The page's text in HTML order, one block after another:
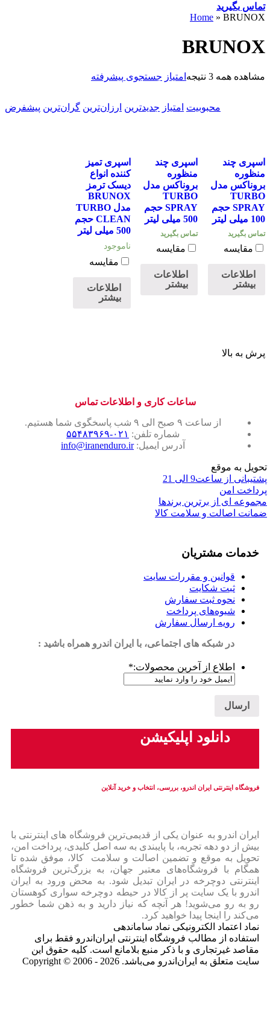
تماس بگیرید
Home » BRUNOX
BRUNOX
مشاهده همه 3 نتیجه
محبوبیت امتیاز جدیدترین ارزان‌ترین گران‌ترین پیشفرض
امتیاز جستجوی پیشرفته
اسپری چند
منظوره
بروناکس مدل
TURBO
SPRAY حجم
100 میلی لیتر
تماس بگیرید
مقایسه
اطلاعات
بیشتر
اسپری چند
منظوره
بروناکس مدل
TURBO
SPRAY حجم
500 میلی لیتر
تماس بگیرید
مقایسه
اطلاعات
بیشتر
اسپری تمیز
کننده انواع
دیسک ترمز
BRUNOX
مدل TURBO
CLEAN حجم
500 میلی لیتر
ناموجود
مقایسه
اطلاعات
بیشتر
پرش به بالا
ساعات کاری و اطلاعات تماس
از ساعت ۹ صبح الی ۹ شب پاسخگوی شما هستیم.
شماره تلفن: ۰۲۱-۵۵۴۸۳۹۶۹
آدرس ایمیل:info@iranenduro.ir
تحویل به موقع
پشتیبانی از ساعت9 الی 21
پرداخت امن
مجموعه ای از برترین برندها
ضمانت اصالت و سلامت کالا
خدمات مشتریان
قوانین و مقررات سایت
ثبت شکایت
نحوه ثبت سفارش
شیوه‌های پرداخت
رویه ارسال سفارش
در شبکه های اجتماعی، با ایران اندرو همراه باشید :
اطلاع از آخرین محصولات:*
دانلود اپلیکیشن
فروشگاه اینترنتی ایران‌ اندرو، بررسی، انتخاب و خرید آنلاین
ایران‌ اندرو به عنوان یکی از قدیمی‌ترین فروشگاه های اینترنتی با
بیش از دو دهه تجربه، با پایبندی به سه اصل کلیدی، پرداخت امن،
تحویل به موقع و تضمین اصالت و سلامت کالا، موفق شده تا
همگام با فروشگاه‌های معتبر جهان، به بزرگ‌ترین فروشگاه
اینترنتی دوچرخه در ایران تبدیل شود. به محض ورود به ایران‌
اندرو با یک سایت پر از کالا در حیطه دوچرخه سواری کوهستان
رو به رو می‌شوید! هر آنچه که نیاز دارید و به ذهن شما خطور
می‌کند را اینجا پیدا خواهید کرد.
نماد اعتماد الکترونیکی نماد ساماندهی
استفاده از مطالب فروشگاه اینترنتی ایران‌اندرو فقط برای
مقاصد غیرتجاری و با ذکر منبع بلامانع است. کلیه حقوق این
سایت متعلق به ایران‌اندرو می‌باشد. Copyright © 2006 - 2026